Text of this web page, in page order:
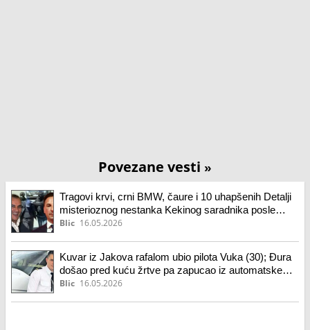
Povezane vesti »
Tragovi krvi, crni BMW, čaure i 10 uhapšenih Detalji
misterioznog nestanka Kekinog saradnika posle
sastanka u restoranu na Senjaku: U pritvoru i Veselin
Blic 16.05.2026
Kuvar iz Jakova rafalom ubio pilota Vuka (30); Đura
došao pred kuću žrtve pa zapucao iz automatske
puške: Rekao da je zločin počinio zbog ovoga
Blic 16.05.2026